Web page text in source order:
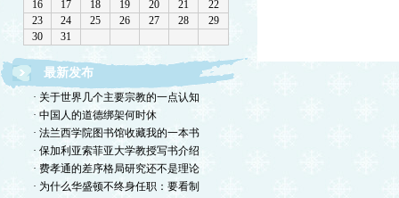
最新发布
· 关于世界几个主要宗教的一点认知
· 中国人的道德绑架何时休
· 法兰西学院图书馆收藏我的一本书
· 保加利亚索菲亚大学教授写书介绍
· 费孝通的差序格局研究还不是理论
· 为什么华盛顿不终身任职：要看制